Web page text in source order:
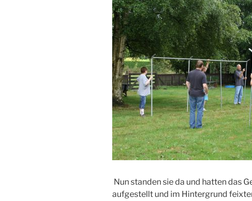
Nun standen sie da und hatten das
aufgestellt und im Hintergrund